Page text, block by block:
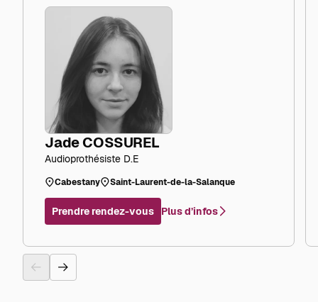
Jade COSSUREL
Audioprothésiste D.E
Cabestany Saint-Laurent-de-la-Salanque
Prendre rendez-vous Plus d’infos